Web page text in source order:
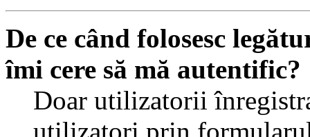
De ce când folosesc
îmi cere să mă autentific?
Doar utilizatorii